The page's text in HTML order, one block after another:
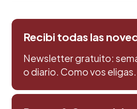
Recibi todas las
Newsletter gratuito:
o diario. Como vos eligas.